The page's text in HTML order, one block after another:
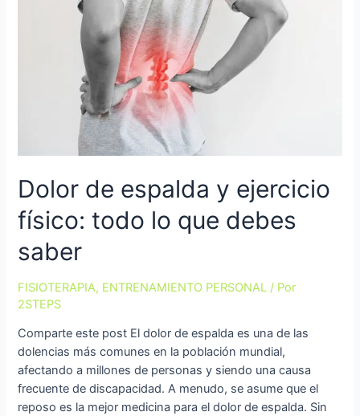
Dolor de espalda y ejercicio
físico: todo lo que debes
saber
FISIOTERAPIA, ENTRENAMIENTO PERSONAL / Por
2STEPS
Comparte este post El dolor de espalda es una de las
dolencias más comunes en la población mundial,
afectando a millones de personas y siendo una causa
frecuente de discapacidad. A menudo, se asume que el
reposo es la mejor medicina para el dolor de espalda. Sin